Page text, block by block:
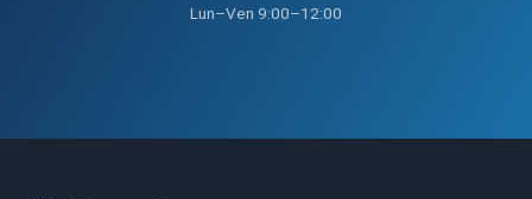
Lun–Ven 9:00–12:00